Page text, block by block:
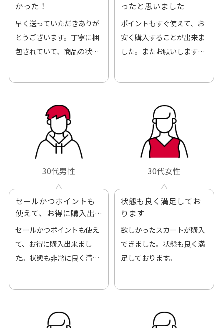
かった！
早く送っていただきありが
とうございます。丁寧に梱
包されていて、商品の状態
ったと思いました
ポイントもすぐ使えて、お
安く購入することが出来ま
した。またお願いします、
30代男性
セールかつポイントも
使えて、お得に購入出
来ました
セールかつポイントも使え
て、お得に購入出来まし
た。状態も非常に良く満足
30代女性
状態も良く満足してお
ります
欲しかったスカートが購入
できました。状態も良く満
足しております。